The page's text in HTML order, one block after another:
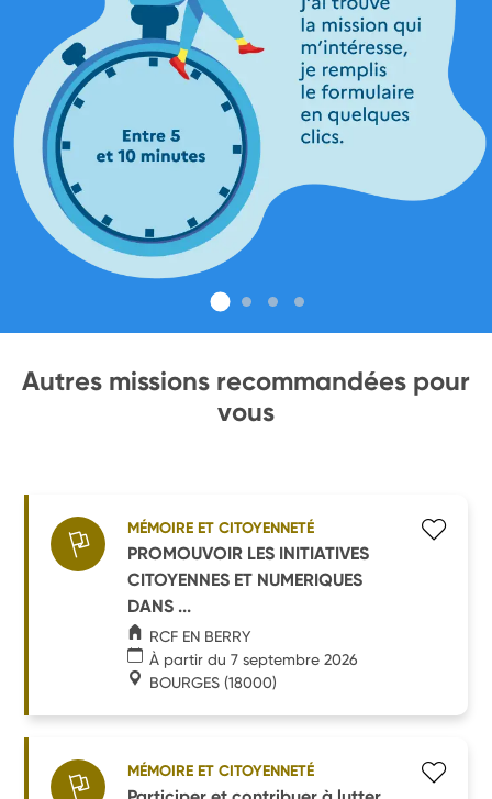
Autres missions recommandées pour
vous
MÉMOIRE ET CITOYENNETÉ
PROMOUVOIR LES INITIATIVES
CITOYENNES ET NUMERIQUES
DANS ...
RCF EN BERRY
À partir du 7 septembre 2026
BOURGES (18000)
MÉMOIRE ET CITOYENNETÉ